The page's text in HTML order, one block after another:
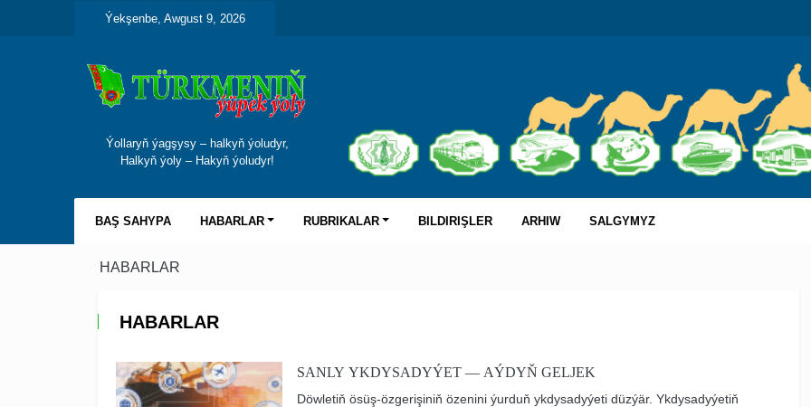
Ýekşenbe, Awgust 9, 2026
Ýollaryň ýagşysy – halkyň ýoludyr,
Halkyň ýoly – Hakyň ýoludyr!
BAŞ SAHYPA HABARLAR RUBRIKALAR BILDIRIŞLER ARHIW SALGYMYZ
HABARLAR
HABARLAR
SANLY YKDYSADYÝET — AÝDYŇ GELJEK
Döwletiň ösüş-özgerişiniň özenini ýurduň ykdysadyýeti düzýär. Ykdysadyýetiň